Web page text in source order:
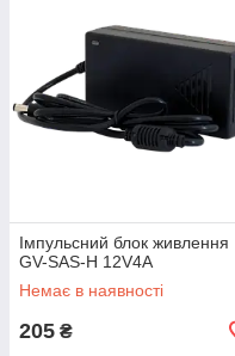
заводський
перевірених
продукція
контроль
сертифікацію,
типові
контролю, тому
отримає
Імпульсний блок живлення
GV-SAS-H 12V4A
Немає в наявності
205 ₴